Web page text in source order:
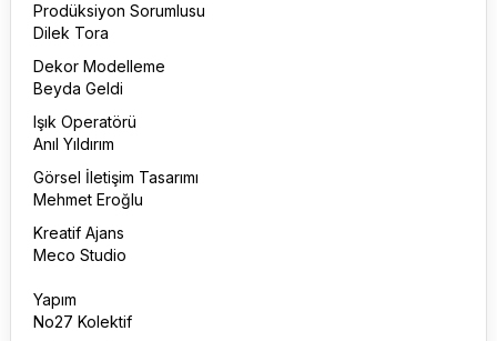
Prodüksiyon Sorumlusu
Dilek Tora
Dekor Modelleme
Beyda Geldi
Işık Operatörü
Anıl Yıldırım
Görsel İletişim Tasarımı
Mehmet Eroğlu
Kreatif Ajans
Meco Studio
Yapım
No27 Kolektif